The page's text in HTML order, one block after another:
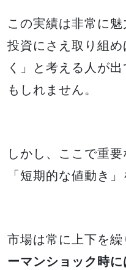
この実績は非常に
投資にさえ取り組
く」と考える人が
もしれません。
しかし、ここで重
「短期的な値動き
市場は常に上下を
ーマンショック時